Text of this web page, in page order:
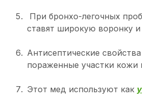
При бронхо-легочных
ставят широкую воронку
Антисептические
пораженные участки кожи
Этот мед используют как